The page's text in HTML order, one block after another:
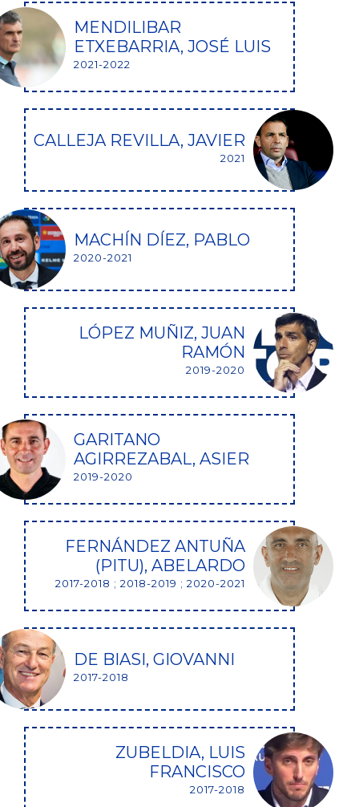
MENDILIBAR
ETXEBARRIA, JOSÉ LUIS
2021-2022
CALLEJA REVILLA, JAVIER
2021
MACHÍN DÍEZ, PABLO
2020-2021
LÓPEZ MUÑIZ, JUAN
RAMÓN
2019-2020
GARITANO
AGIRREZABAL, ASIER
2019-2020
FERNÁNDEZ ANTUÑA
(PITU), ABELARDO
2017-2018 ; 2018-2019 ; 2020-2021
DE BIASI, GIOVANNI
2017-2018
ZUBELDIA, LUIS
FRANCISCO
2017-2018